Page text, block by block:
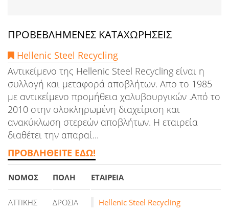
ΠΡΟΒΕΒΛΗΜΕΝΕΣ ΚΑΤΑΧΩΡΗΣΕΙΣ
Hellenic Steel Recycling
Αντικείμενο της Hellenic Steel Recycling είναι η
συλλογή και μεταφορά αποβλήτων. Απο το 1985
με αντικείμενο προμήθεια χαλυβουργικών .Από το
2010 στην ολοκληρωμένη διαχείριση και
ανακύκλωση στερεών αποβλήτων. Η εταιρεία
διαθέτει την απαραί...
ΠΡΟΒΛΗΘΕΙΤΕ ΕΔΩ!
ΝΟΜΟΣ ΠΟΛΗ ΕΤΑΙΡΕΙΑ
ΑΤΤΙΚΗΣ ΔΡΟΣΙΑ Hellenic Steel Recycling